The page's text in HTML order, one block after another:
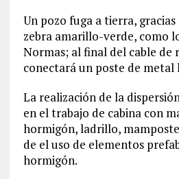
Un pozo fuga a tierra, gracias
zebra amarillo-verde, como
Normas; al final del cable de
conectará un poste de metal
La realización de la
en el trabajo de cabina con
hormigón, ladrillo,
de el uso de elementos
hormigón.